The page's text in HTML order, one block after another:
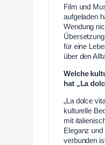
Film und
aufgeladen
Wendung
für eine
über den
Welche
hat „La
„La dolce
kulturelle
mit
Eleganz
verbunden